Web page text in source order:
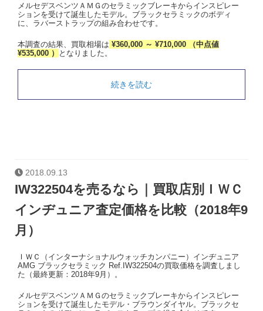
メルセデスベンツＡＭＧのセラミックブレーキからインスピレー
ションを受けて誕生したモデル。ブラックセラミックのボディ
に、ラバーストラップの組み合わせです。
本調査の結果、買取相場は ¥360,000 ～ ¥710,000 （中点値
¥535,000 ）
となりました。
続きを読む
2018.09.13
IW322504を売るなら｜買取店別ＩＷＣ
インヂュニア査定価格を比較（2018年9
月）
ＩＷＣ（インターナショナルウォッチカンパニー）インヂュニア
AMG ブラックセラミック Ref.IW322504の買取価格を調査しまし
た（最終更新：2018年9月）。
メルセデスベンツＡＭＧのセラミックブレーキからインスピレー
ションを受けて誕生したモデル・ブラウンダイヤル。ブラックセ